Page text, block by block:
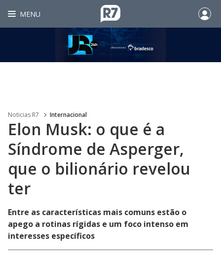
MENU
Noticias R7 Internacional
Elon Musk: o que é a
Síndrome de Asperger,
que o bilionário revelou
ter
Entre as características mais comuns estão o
apego a rotinas rígidas e um foco intenso em
interesses específicos